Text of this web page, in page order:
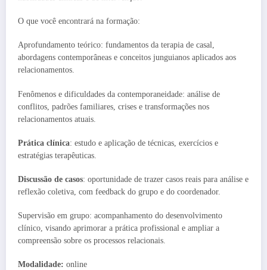
O que você encontrará na formação:
Aprofundamento teórico: fundamentos da terapia de casal,
abordagens contemporâneas e conceitos junguianos aplicados aos
relacionamentos.
Fenômenos e dificuldades da contemporaneidade: análise de
conflitos, padrões familiares, crises e transformações nos
relacionamentos atuais.
Prática clínica: estudo e aplicação de técnicas, exercícios e
estratégias terapêuticas.
Discussão de casos: oportunidade de trazer casos reais para análise e
reflexão coletiva, com feedback do grupo e do coordenador.
Supervisão em grupo: acompanhamento do desenvolvimento
clínico, visando aprimorar a prática profissional e ampliar a
compreensão sobre os processos relacionais.
Modalidade: online